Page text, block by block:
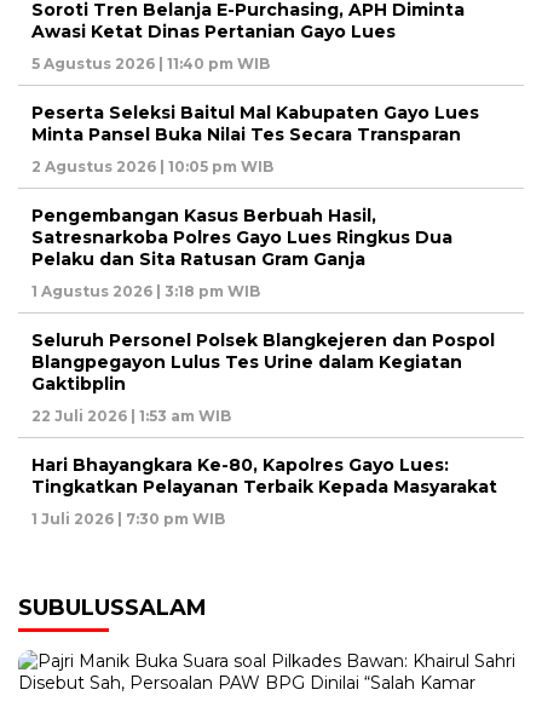
Soroti Tren Belanja E-Purchasing, APH Diminta
Awasi Ketat Dinas Pertanian Gayo Lues
5 Agustus 2026 | 11:40 pm WIB
Peserta Seleksi Baitul Mal Kabupaten Gayo Lues
Minta Pansel Buka Nilai Tes Secara Transparan
2 Agustus 2026 | 10:05 pm WIB
Pengembangan Kasus Berbuah Hasil,
Satresnarkoba Polres Gayo Lues Ringkus Dua
Pelaku dan Sita Ratusan Gram Ganja
1 Agustus 2026 | 3:18 pm WIB
Seluruh Personel Polsek Blangkejeren dan Pospol
Blangpegayon Lulus Tes Urine dalam Kegiatan
Gaktibplin
22 Juli 2026 | 1:53 am WIB
Hari Bhayangkara Ke-80, Kapolres Gayo Lues:
Tingkatkan Pelayanan Terbaik Kepada Masyarakat
1 Juli 2026 | 7:30 pm WIB
SUBULUSSALAM